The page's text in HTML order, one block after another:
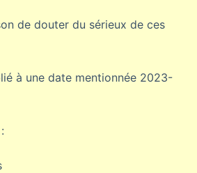
de douter du sérieux de ces
à une date mentionnée 2023-